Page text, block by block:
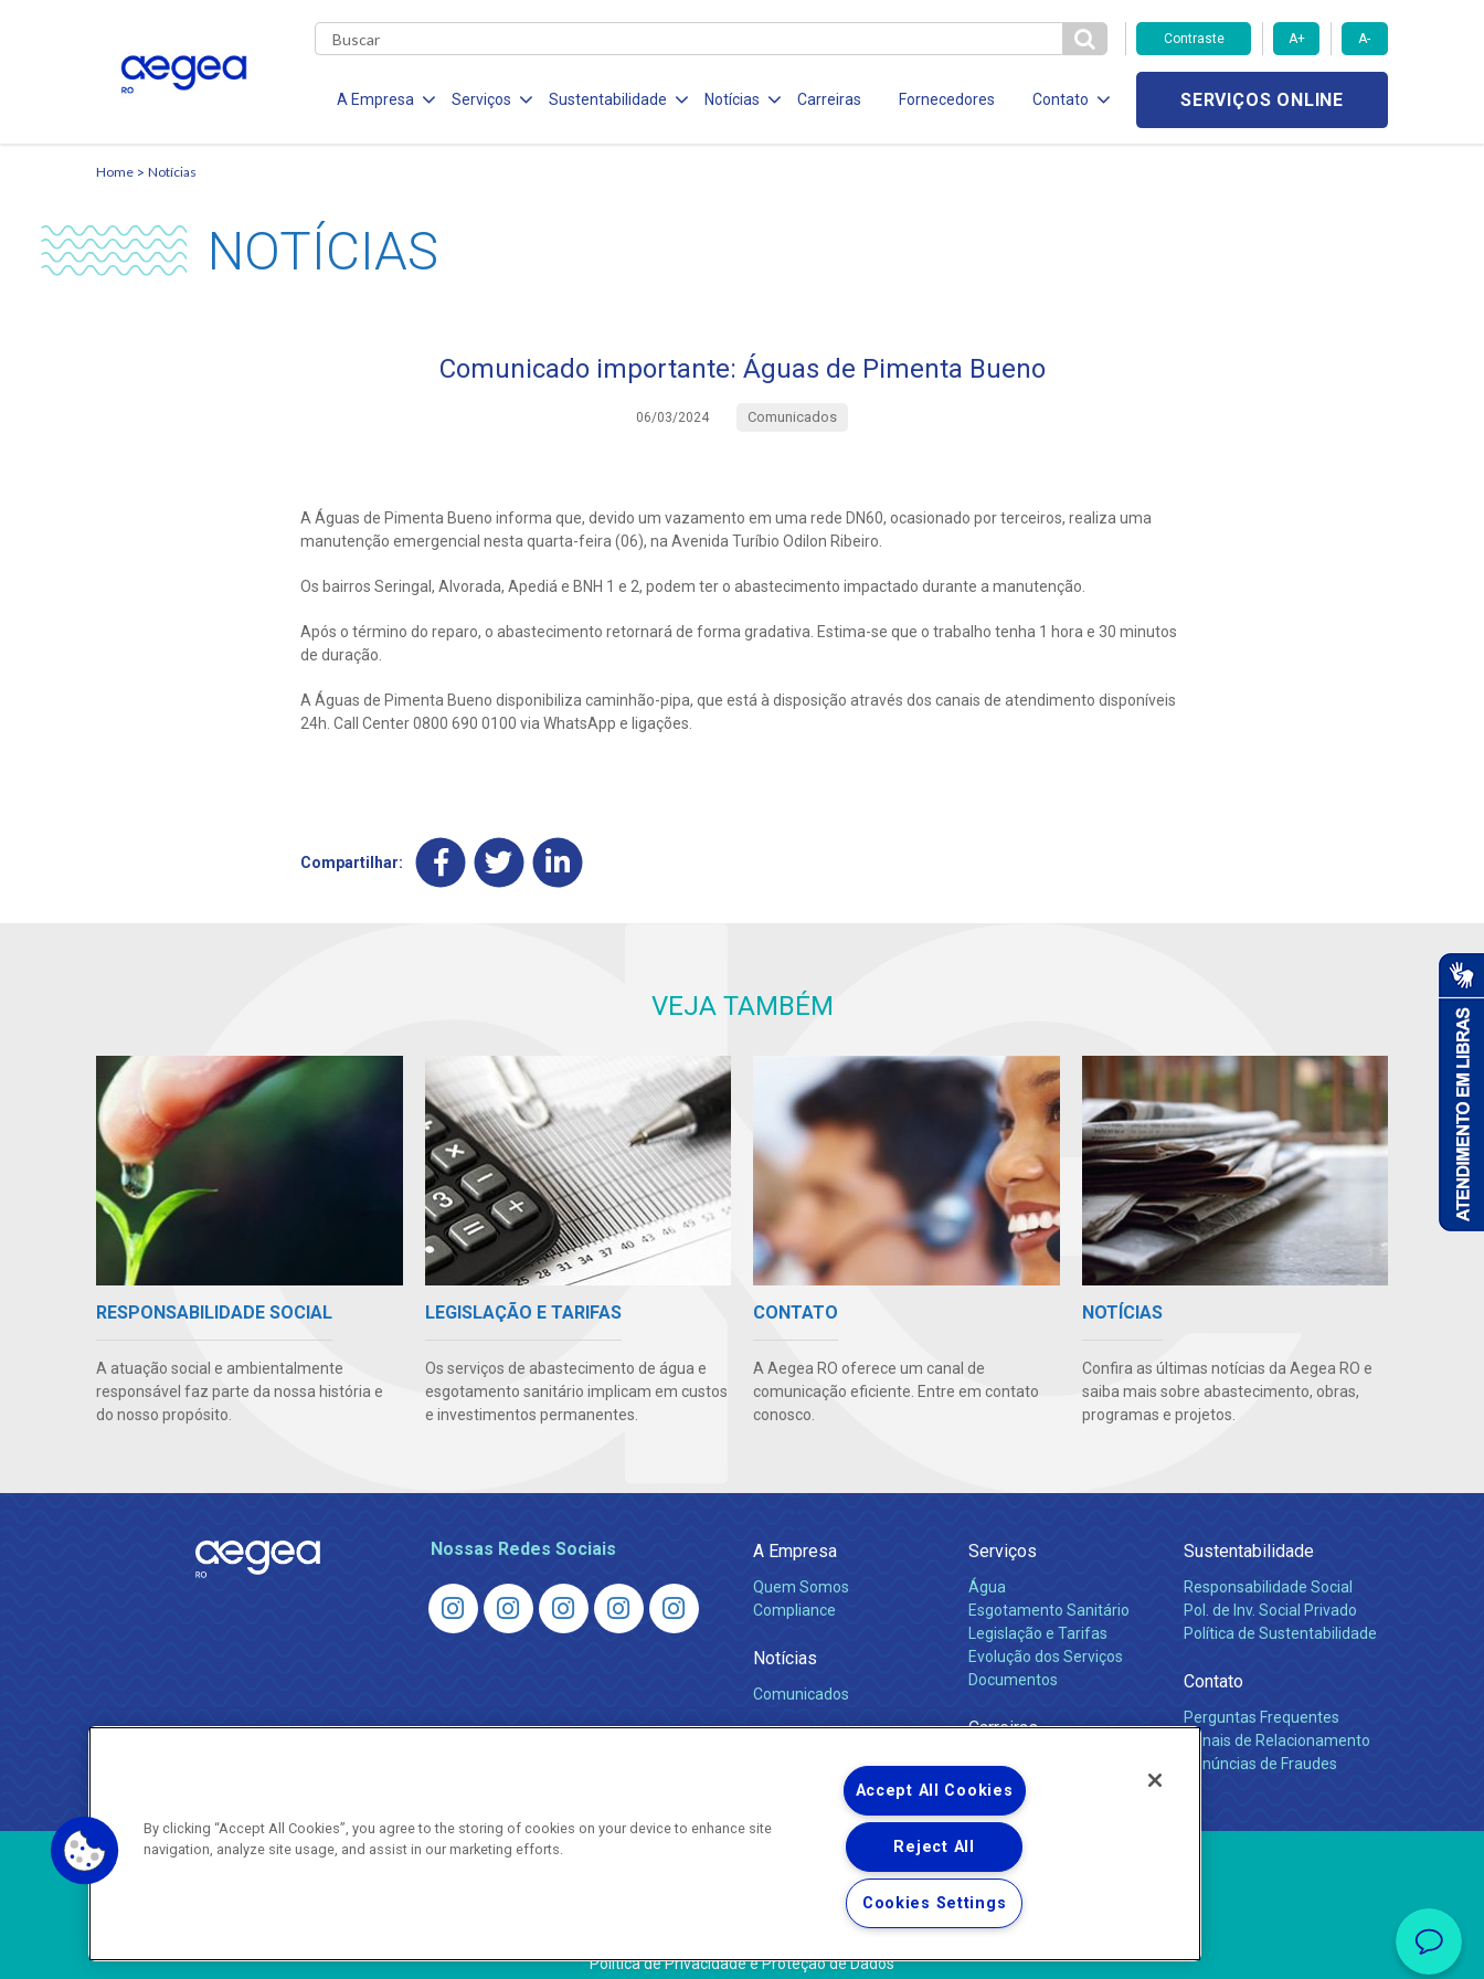
Contraste A+ A-
A Empresa Serviços Sustentabilidade Notícias Carreiras Fornecedores Contato SERVIÇOS ONLINE
Home Notícias
NOTÍCIAS
Comunicado importante: Águas de Pimenta Bueno
06/03/2024 Comunicados
A Águas de Pimenta Bueno informa que, devido um vazamento em uma rede DN60, ocasionado por terceiros, realiza uma
manutenção emergencial nesta quarta-feira (06), na Avenida Turíbio Odilon Ribeiro.
Os bairros Seringal, Alvorada, Apediá e BNH 1 e 2, podem ter o abastecimento impactado durante a manutenção.
Após o término do reparo, o abastecimento retornará de forma gradativa. Estima-se que o trabalho tenha 1 hora e 30 minutos
de duração.
A Águas de Pimenta Bueno disponibiliza caminhão-pipa, que está à disposição através dos canais de atendimento disponíveis
24h. Call Center 0800 690 0100 via WhatsApp e ligações.
Compartilhar:
VEJA TAMBÉM
RESPONSABILIDADE SOCIAL
A atuação social e ambientalmente
responsável faz parte da nossa história e
do nosso propósito.
LEGISLAÇÃO E TARIFAS
Os serviços de abastecimento de água e
esgotamento sanitário implicam em custos
e investimentos permanentes.
CONTATO
A Aegea RO oferece um canal de
comunicação eficiente. Entre em contato
conosco.
NOTÍCIAS
Confira as últimas notícias da Aegea RO e
saiba mais sobre abastecimento, obras,
programas e projetos.
Nossas Redes Sociais A Empresa
Quem Somos
Compliance
Notícias
Comunicados
Serviços
Água
Esgotamento Sanitário
Legislação e Tarifas
Evolução dos Serviços
Documentos
Carreiras
Sustentabilidade
Responsabilidade Social
Pol. de Inv. Social Privado
Política de Sustentabilidade
Contato
Perguntas Frequentes
Canais de Relacionamento
Denúncias de Fraudes
Copyright © 2026 - Todos os Direitos Reservados.
Política de Privacidade e Proteção de Dados
By clicking “Accept All Cookies”, you agree to the storing of cookies on your device to enhance site
navigation, analyze site usage, and assist in our marketing efforts.
Accept All Cookies
Reject All
Cookies Settings